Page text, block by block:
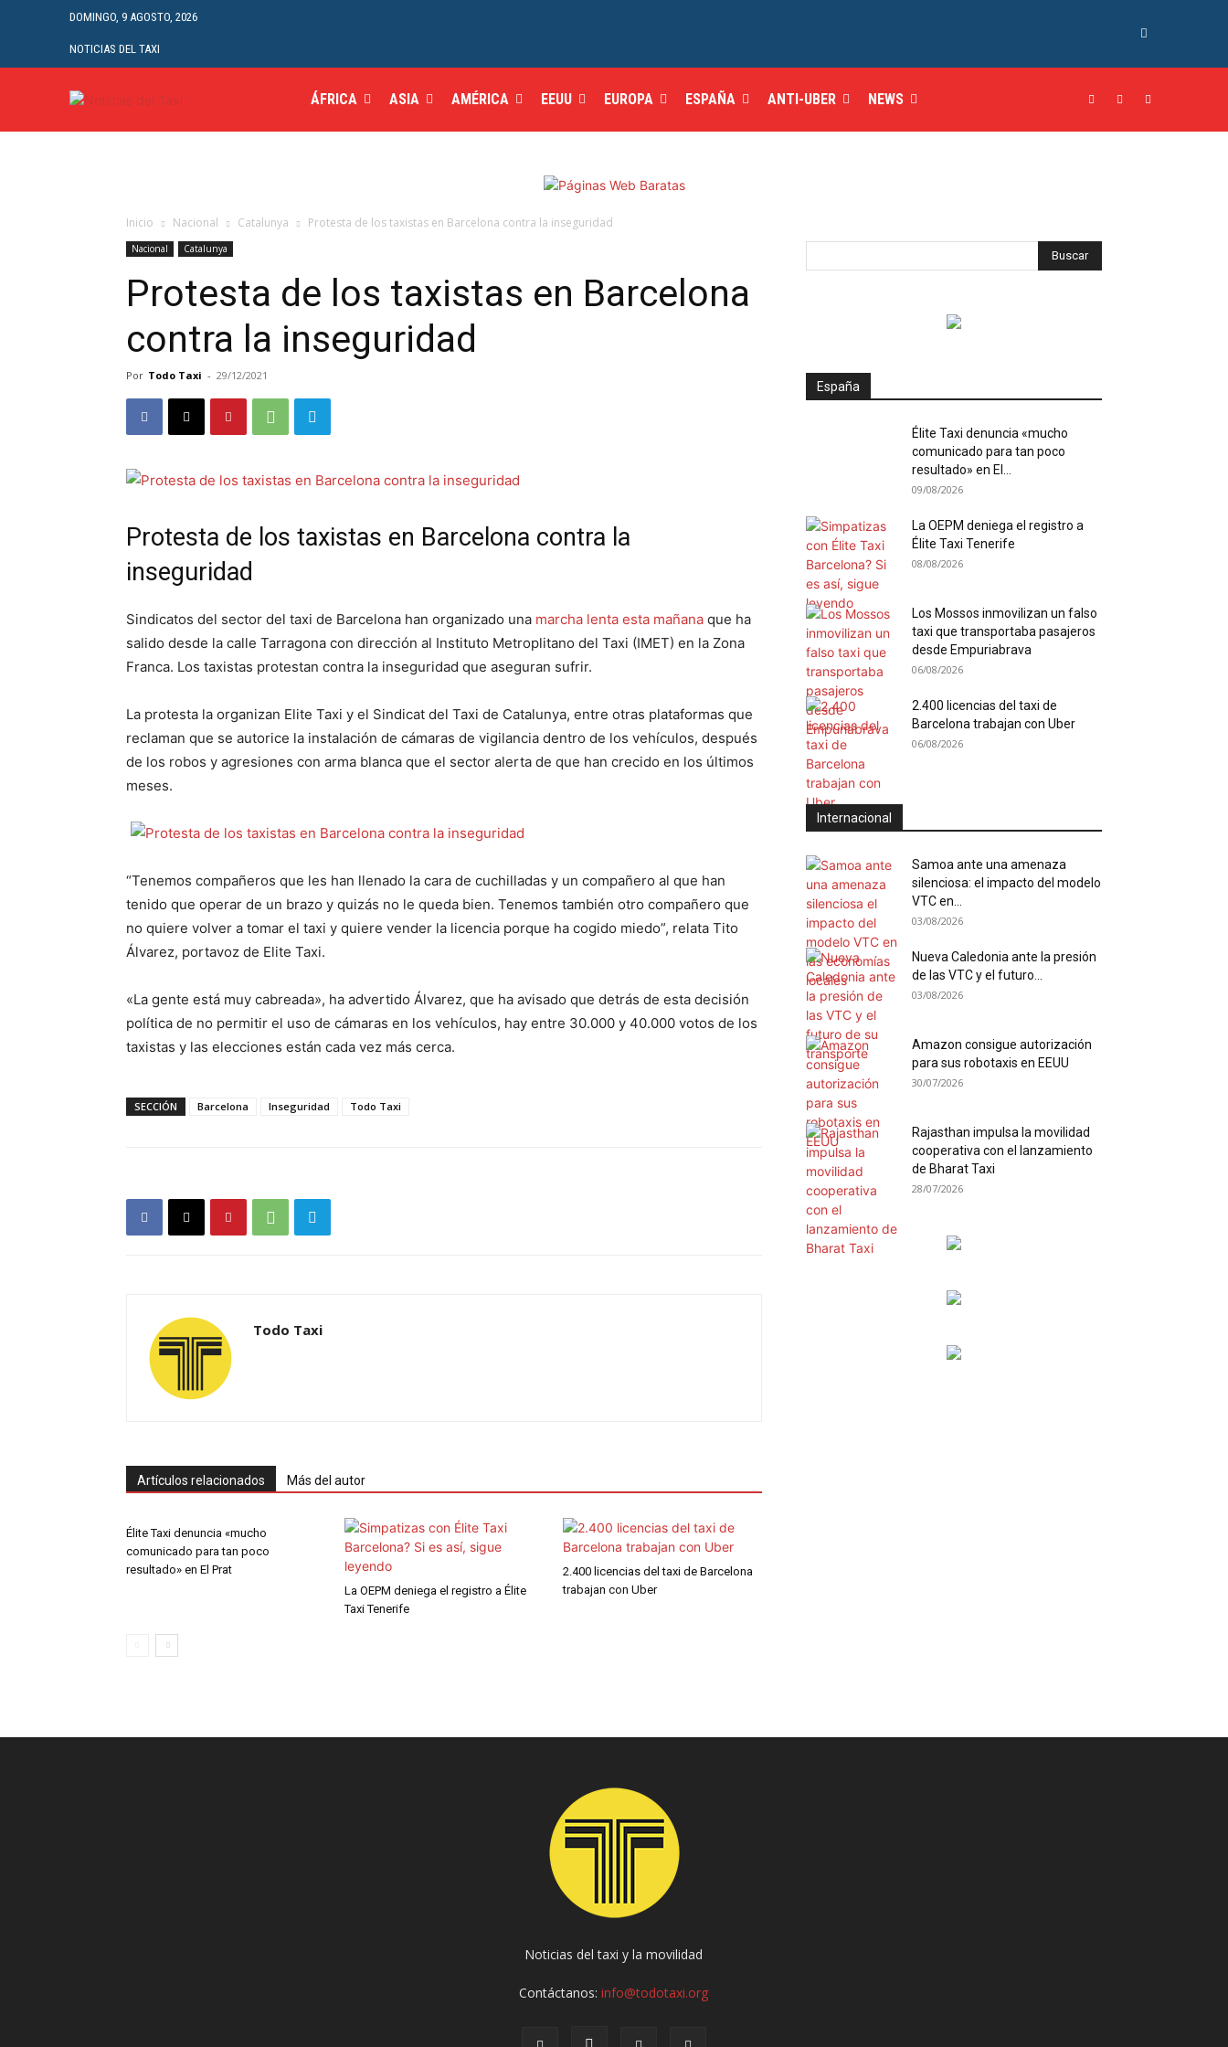
DOMINGO, 9 AGOSTO, 2026
NOTICIAS DEL TAXI
ÁFRICA ASIA AMÉRICA EEUU EUROPA ESPAÑA ANTI-UBER NEWS
Inicio Nacional Catalunya Protesta de los taxistas en Barcelona contra la inseguridad
Nacional Catalunya
Protesta de los taxistas en Barcelona
contra la inseguridad
Por Todo Taxi - 29/12/2021
Protesta de los taxistas en Barcelona contra la
inseguridad
Sindicatos del sector del taxi de Barcelona han organizado una marcha lenta esta mañana que ha
salido desde la calle Tarragona con dirección al Instituto Metroplitano del Taxi (IMET) en la Zona
Franca. Los taxistas protestan contra la inseguridad que aseguran sufrir.
La protesta la organizan Elite Taxi y el Sindicat del Taxi de Catalunya, entre otras plataformas que
reclaman que se autorice la instalación de cámaras de vigilancia dentro de los vehículos, después
de los robos y agresiones con arma blanca que el sector alerta de que han crecido en los últimos
meses.
“Tenemos compañeros que les han llenado la cara de cuchilladas y un compañero al que han
tenido que operar de un brazo y quizás no le queda bien. Tenemos también otro compañero que
no quiere volver a tomar el taxi y quiere vender la licencia porque ha cogido miedo”, relata Tito
Álvarez, portavoz de Elite Taxi.
«La gente está muy cabreada», ha advertido Álvarez, que ha avisado que detrás de esta decisión
política de no permitir el uso de cámaras en los vehículos, hay entre 30.000 y 40.000 votos de los
taxistas y las elecciones están cada vez más cerca.
SECCIÓN Barcelona Inseguridad Todo Taxi
Todo Taxi
Artículos relacionados Más del autor
Élite Taxi denuncia «mucho
comunicado para tan poco
resultado» en El Prat
La OEPM deniega el registro a Élite
Taxi Tenerife
2.400 licencias del taxi de Barcelona
trabajan con Uber
España
Élite Taxi denuncia «mucho
comunicado para tan poco
resultado» en El...
09/08/2026
La OEPM deniega el registro a
Élite Taxi Tenerife
08/08/2026
Los Mossos inmovilizan un falso
taxi que transportaba pasajeros
desde Empuriabrava
06/08/2026
2.400 licencias del taxi de
Barcelona trabajan con Uber
06/08/2026
Internacional
Samoa ante una amenaza
silenciosa: el impacto del modelo
VTC en...
03/08/2026
Nueva Caledonia ante la presión
de las VTC y el futuro...
03/08/2026
Amazon consigue autorización
para sus robotaxis en EEUU
30/07/2026
Rajasthan impulsa la movilidad
cooperativa con el lanzamiento
de Bharat Taxi
28/07/2026
Noticias del taxi y la movilidad
Contáctanos:info@todotaxi.org